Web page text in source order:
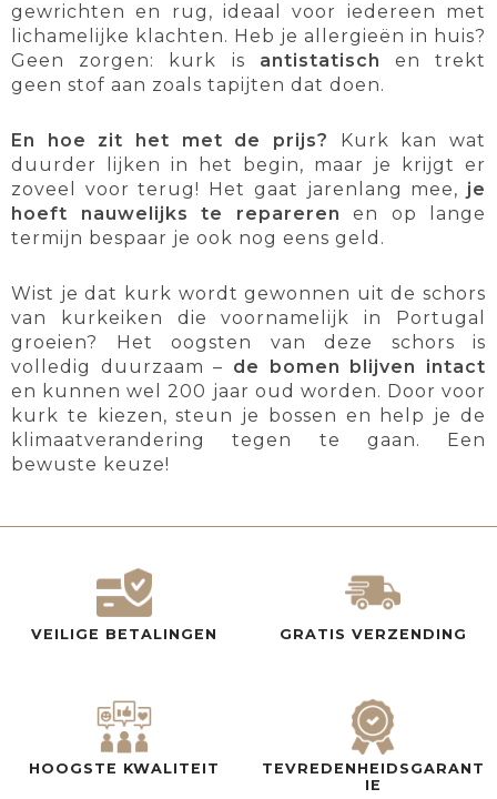
gewrichten en rug, ideaal voor iedereen met
lichamelijke klachten. Heb je allergieën in huis?
Geen zorgen: kurk is antistatisch en trekt
geen stof aan zoals tapijten dat doen.
En hoe zit het met de prijs?
Kurk kan wat
duurder lijken in het begin, maar je krijgt er
zoveel voor terug! Het gaat jarenlang mee, je
hoeft nauwelijks te repareren en op lange
termijn bespaar je ook nog eens geld.
Wist je dat kurk wordt gewonnen uit de schors
van kurkeiken die voornamelijk in Portugal
groeien? Het oogsten van deze schors is
volledig duurzaam – de bomen blijven intact
en kunnen wel 200 jaar oud worden. Door voor
kurk te kiezen, steun je bossen en help je de
klimaatverandering tegen te gaan. Een
bewuste keuze!
VEILIGE BETALINGEN GRATIS VERZENDING
HOOGSTE KWALITEIT
TEVREDENHEIDSGARANT
IE